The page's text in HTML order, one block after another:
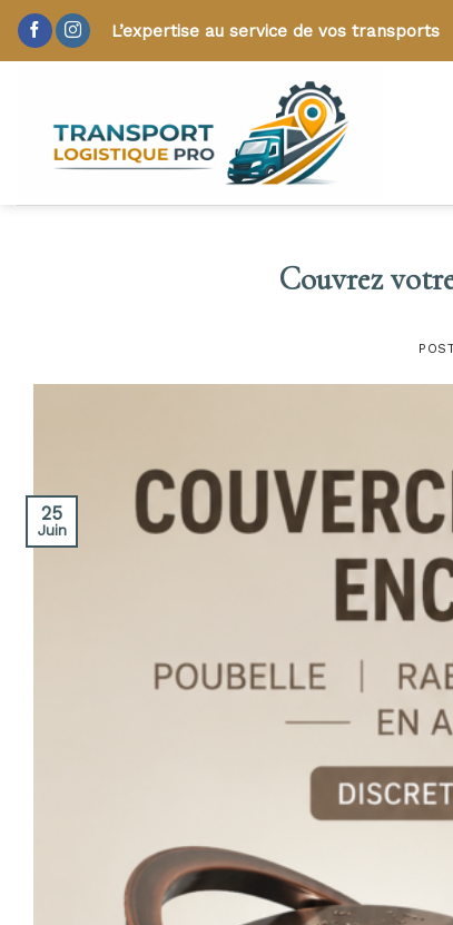
Skip
L’expertise au service de vos transports
Couvrez
25
Juin